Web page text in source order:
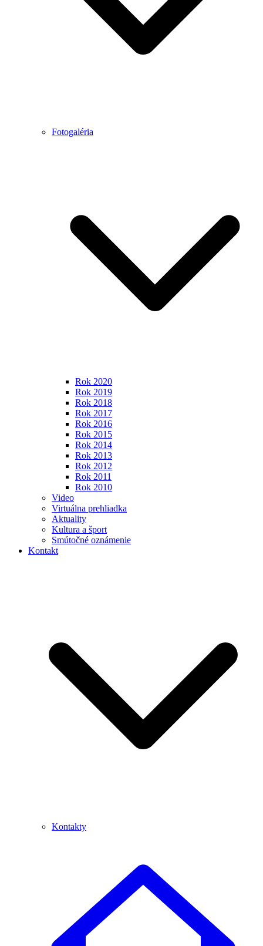
Fotogaléria
Rok 2020
Rok 2019
Rok 2018
Rok 2017
Rok 2016
Rok 2015
Rok 2014
Rok 2013
Rok 2012
Rok 2011
Rok 2010
Video
Virtuálna prehliadka
Aktuality
Kultura a šport
Smútočné oznámenie
Kontakt
Kontakty